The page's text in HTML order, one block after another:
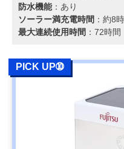
防水機能：あり
ソーラー満充電時間 ：約8
最大連続使用時間 ：72時間
PICK UP➉